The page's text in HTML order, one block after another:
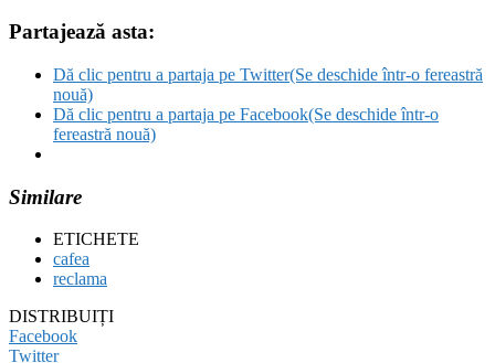
Partajează asta:
Dă clic pentru a partaja pe Twitter(Se deschide într-o fereastră
nouă)
Dă clic pentru a partaja pe Facebook(Se deschide într-o
fereastră nouă)
Similare
ETICHETE
cafea
reclama
DISTRIBUIȚI
Facebook
Twitter